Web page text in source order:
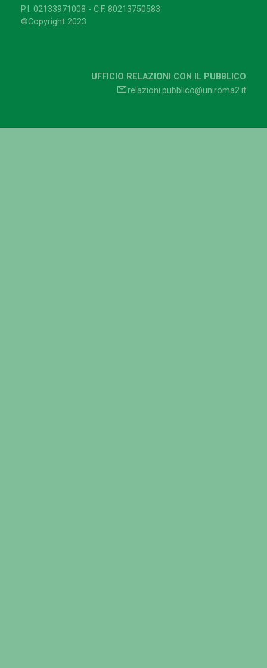
P.I. 02133971008 - C.F. 80213750583
©Copyright 2023
UFFICIO RELAZIONI CON IL PUBBLICO
relazioni.pubblico@uniroma2.it